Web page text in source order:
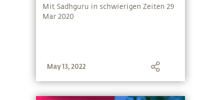
Mit Sadhguru in schwierigen Zeiten 29
Mar 2020
May 13, 2022